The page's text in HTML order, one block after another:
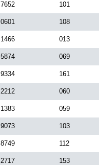
7652 101
0601 108
1466 013
5874 069
9334 161
2212 060
1383 059
9073 103
8749 112
2717 153